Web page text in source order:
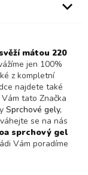
mátou 220
jen 100%
z kompletní
najdete také
Vám tato Značka
Sprchové gely,
se na nás
sprchový gel
Vám poradíme